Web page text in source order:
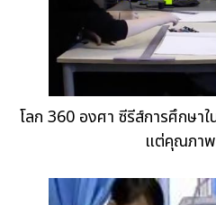
โลก 360 องศา ซีรีส์การศึกษา
แต่คุณภาพ